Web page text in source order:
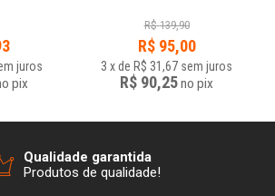
juros
pix
R$ 139,90
R$ 95,00
3 xde R$ 31,67 sem juros
R$ 90,25no pix
Qualidade garantida
Produtos de qualidade!